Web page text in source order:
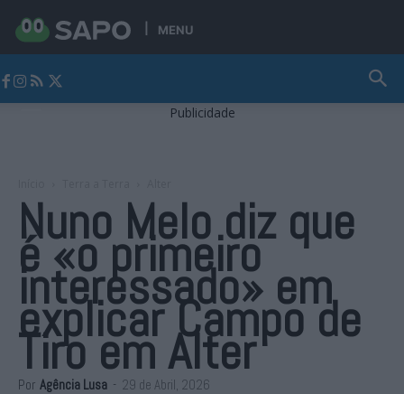
MENU
Publicidade
Nuno Melo diz que
é «o primeiro
interessado» em
explicar Campo de
Tiro em Alter
Por Agência Lusa - 29 de Abril, 2026